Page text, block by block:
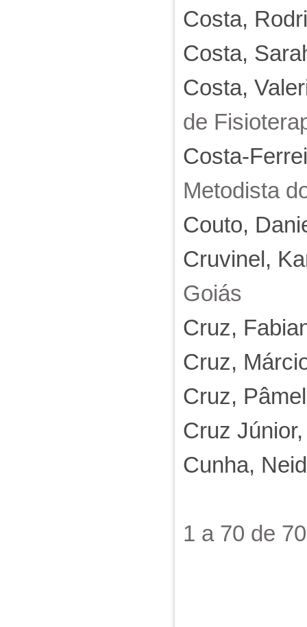
Costa,
Costa,
Costa,
de
Costa-
Metodista
Couto,
Cruvinel,
Goiás
Cruz,
Cruz,
Cruz,
Cruz
Cunha,
1 a 70 de